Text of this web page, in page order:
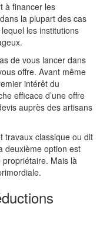
à financer les
la plupart des cas
les institutions
de vous lancer dans
offre. Avant même
intérêt du
efficace d’une offre
auprès des artisans
travaux classique ou dit
deuxième option est
Mais là